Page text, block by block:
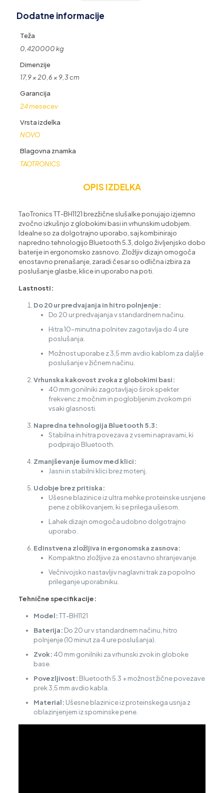
BH1121
Dodatne informacije
Teža
0,420000 kg
Dimenzije
17,9 × 20,6 × 9,3 cm
Garancija
24 mesecev
Vrsta izdelka
NOVO
Blagovna znamka
TAOTRONICS
OPIS IZDELKA
TaoTronics TT-BH1121 brezžične slušalke ponujajo izjemno
zvočno izkušnjo z globokimi basi in vrhunskim udobjem.
Idealne so za dolgotrajno uporabo, saj kombinirajo
napredno tehnologijo Bluetooth 5.3, dolgo življenjsko dobo
baterije in ergonomsko zasnovo. Zložljiv dizajn omogoča
enostavno prenašanje, zaradi česar so odlična izbira za
poslušanje glasbe, klice in uporabo na poti.
Lastnosti:
Do 20 ur predvajanja in hitro polnjenje:
Do 20 ur predvajanja v standardnem načinu.
Hitra 10-minutna polnitev zagotavlja do 4 ure
poslušanja.
Možnost uporabe z 3,5 mm avdio kablom za daljše
poslušanje v žičnem načinu.
Vrhunska kakovost zvoka z globokimi basi:
40 mm gonilniki zagotavljajo širok spekter
frekvenc z močnim in poglobljenim zvokom pri
vsaki glasnosti.
Napredna tehnologija Bluetooth 5.3:
Stabilna in hitra povezava z vsemi napravami, ki
podpirajo Bluetooth.
Zmanjševanje šumov med klici:
Jasni in stabilni klici brez motenj.
Udobje brez pritiska:
Ušesne blazinice iz ultra mehke proteinske usnjene
pene z oblikovanjem, ki se prilega ušesom.
Lahek dizajn omogoča udobno dolgotrajno
uporabo.
Edinstvena zložljiva in ergonomska zasnova:
Kompaktno zložljive za enostavno shranjevanje.
Večnivojsko nastavljiv naglavni trak za popolno
prileganje uporabniku.
Tehnične specifikacije:
Model:TT-BH1121
Baterija: Do 20 ur v standardnem načinu, hitro
polnjenje (10 minut za 4 ure poslušanja).
Zvok: 40 mm gonilniki za vrhunski zvok in globoke
base.
Povezljivost: Bluetooth 5.3 + možnost žične povezave
prek 3,5 mm avdio kabla.
Material: Ušesne blazinice iz proteinskega usnja z
oblazinjenjem iz spominske pene.